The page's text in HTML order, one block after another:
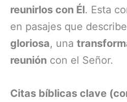
reunirlos con Él. Esta
en pasajes que
gloriosa, una
reunión con el Señor.
Citas bíblicas clave